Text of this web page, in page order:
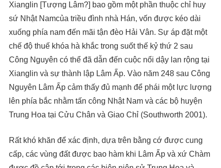
Xianglin [Tượng Lâm?] bao gồm một phần thuộc chỉ huy
sứ Nhật Namcủa triều đình nhà Hán, vốn được kéo dài
xuống phía nam đến mãi tận đèo Hải Vân. Sự áp đặt một
chế độ thuế khóa hà khắc trong suốt thế kỷ thứ 2 sau
Công Nguyên có thể đã dẫn đến cuộc nổi dậy lan rộng tại
Xianglin và sự thành lập Lâm Ấp. Vào năm 248 sau Công
Nguyên Lâm Ấp cảm thấy đủ mạnh để phái một lực lượng
lên phía bắc nhằm tấn công Nhật Nam và các bộ huyện
Trung Hoa tại Cửu Chân và Giao Chỉ (Southworth 2001).
Rất khó khăn để xác định, dựa trên bằng cớ được cung
cấp, các vùng đất được bao hàm khi Lâm Ấp và xứ Chàm